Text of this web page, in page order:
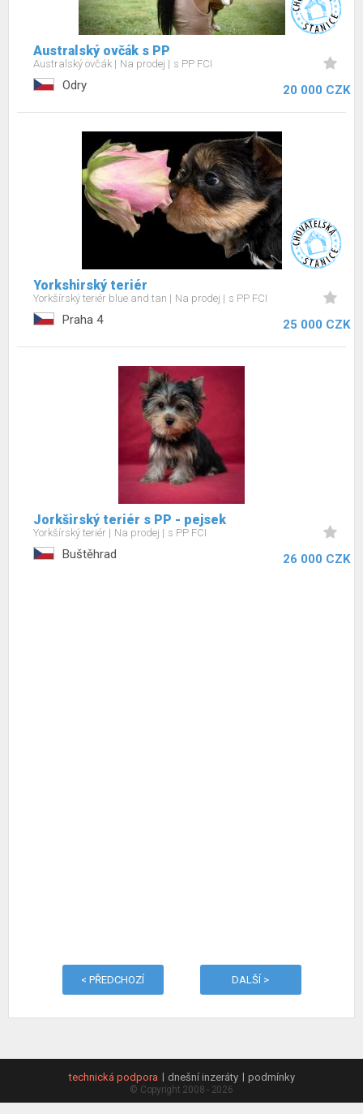
Australský ovčák s PP
Australský ovčák Na prodej s PP FCI
Odry 20 000 CZK
Yorkshirský teriér
Yorkšírský teriér blue and tan Na prodej s PP FCI
Praha 4 25 000 CZK
Jorkširský teriér s PP - pejsek
Yorkšírský teriér Na prodej s PP FCI
Buštěhrad 26 000 CZK
< PŘEDCHOZÍ DALŠÍ >
technická podpora dnešní inzeráty podmínky
© Copyright 2008 - 2026